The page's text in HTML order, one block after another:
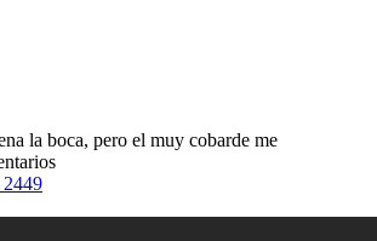
la boca, pero el muy cobarde me
2449